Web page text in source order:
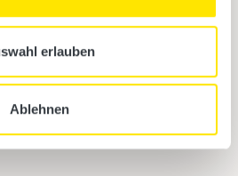
erlauben
Ablehnen